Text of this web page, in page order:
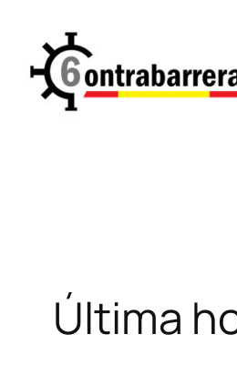
contenido
Última